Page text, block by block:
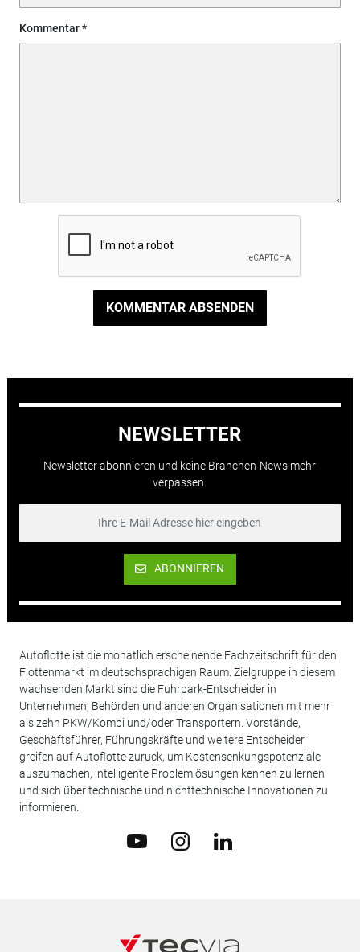
Kommentar
KOMMENTAR ABSENDEN
NEWSLETTER
Newsletter abonnieren und keine Branchen-News mehr
verpassen.
ABONNIEREN
Autoflotte ist die monatlich erscheinende Fachzeitschrift für den
Flottenmarkt im deutschsprachigen Raum. Zielgruppe in diesem
wachsenden Markt sind die Fuhrpark-Entscheider in
Unternehmen, Behörden und anderen Organisationen mit mehr
als zehn PKW/Kombi und/oder Transportern. Vorstände,
Geschäftsführer, Führungskräfte und weitere Entscheider
greifen auf Autoflotte zurück, um Kostensenkungspotenziale
auszumachen, intelligente Problemlösungen kennen zu lernen
und sich über technische und nichttechnische Innovationen zu
informieren.